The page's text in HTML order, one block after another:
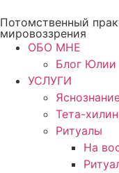
к
содержимому
Потомственный
мировоззрения
ОБО МНЕ
Блог Юлии
УСЛУГИ
Тета-
Ритуалы
На